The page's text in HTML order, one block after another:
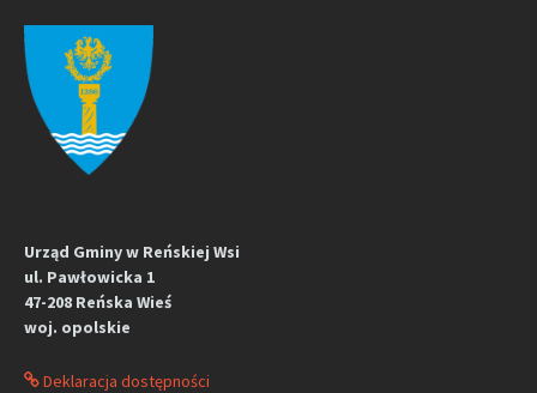
Urząd Gminy w Reńskiej Wsi
ul. Pawłowicka 1
47-208 Reńska Wieś
woj. opolskie
Deklaracja dostępności